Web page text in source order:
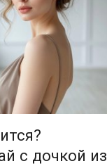
с дочкой из